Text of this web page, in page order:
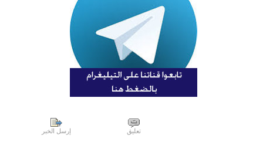
تعليق إرسل الخبر